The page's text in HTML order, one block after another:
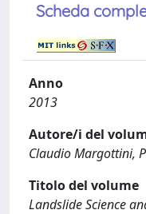
Scheda
Anno
2013
Autore/i del
Claudio Margottini,
Titolo del volume
Landslide Science